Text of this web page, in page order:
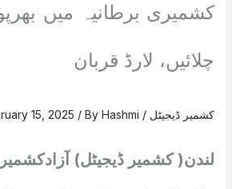
کشمیری برطانیہ میں
چلائیں، لارڈ قربان
کشمیر ڈیجیٹل /
15, 2025 / ByHashmi
لندن( کشمیر ڈیجیٹل)